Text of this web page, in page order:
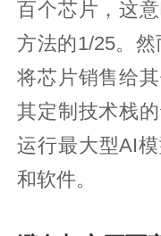
百个芯片，这
方法的1/25。
将芯片销售给
其定制技术栈
运行最大型AI
和软件。